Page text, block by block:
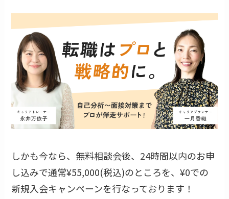
しかも今なら、無料相談会後、24時間以内のお申
し込みで通常¥55,000(税込)のところを、¥0での
新規入会キャンペーンを行なっております！